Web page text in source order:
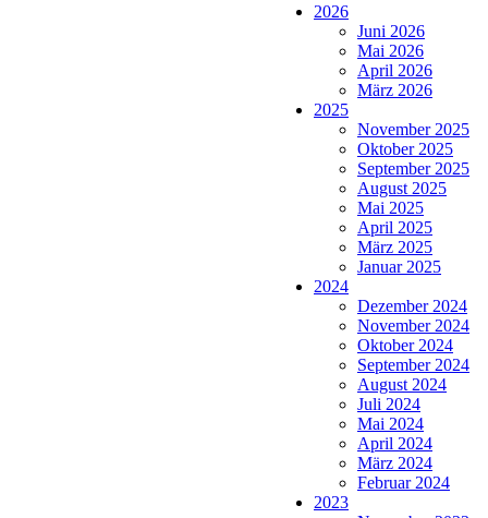
2026
Juni 2026
Mai 2026
April 2026
März 2026
2025
November 2025
Oktober 2025
September 2025
August 2025
Mai 2025
April 2025
März 2025
Januar 2025
2024
Dezember 2024
November 2024
Oktober 2024
September 2024
August 2024
Juli 2024
Mai 2024
April 2024
März 2024
Februar 2024
2023